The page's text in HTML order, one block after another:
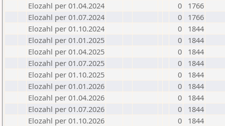
Elozahl per 01.04.2024
0
1766
Elozahl per 01.07.2024
0
1766
Elozahl per 01.10.2024
0
1844
Elozahl per 01.01.2025
0
1844
Elozahl per 01.04.2025
0
1844
Elozahl per 01.07.2025
0
1844
Elozahl per 01.10.2025
0
1844
Elozahl per 01.01.2026
0
1844
Elozahl per 01.04.2026
0
1844
Elozahl per 01.07.2026
0
1844
Elozahl per 01.10.2026
0 1844